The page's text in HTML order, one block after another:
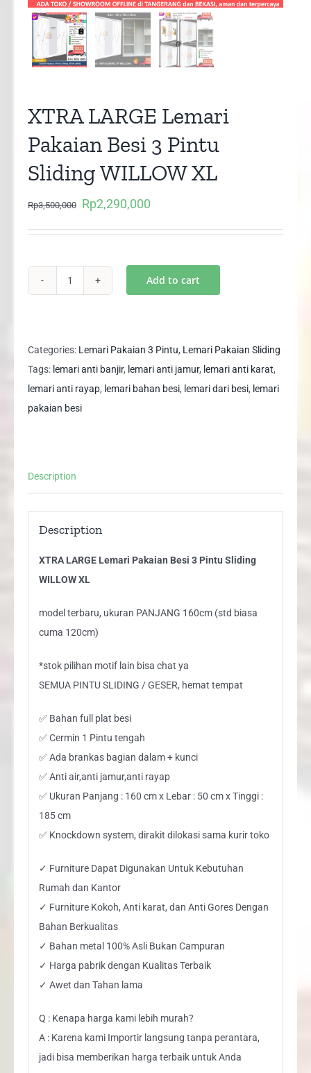
XTRA LARGE Lemari
Pakaian Besi 3 Pintu
Sliding WILLOW XL
Rp3,500,000
Original
Rp2,290,000
Pakaian
Besi
3
Pintu
Add to cart
Categories: Lemari Pakaian 3 Pintu, Lemari Pakaian Sliding
Tags: lemari anti banjir, lemari anti jamur, lemari anti karat,
lemari anti rayap, lemari bahan besi, lemari dari besi, lemari
pakaian besi
Description
Description
XTRA LARGE Lemari Pakaian Besi 3 Pintu Sliding
WILLOW XL
model terbaru, ukuran PANJANG 160cm (std biasa
cuma 120cm)
*stok pilihan motif lain bisa chat ya
SEMUA PINTU SLIDING / GESER, hemat tempat
✅ Bahan full plat besi
✅ Cermin 1 Pintu tengah
✅ Ada brankas bagian dalam + kunci
✅ Anti air,anti jamur,anti rayap
✅ Ukuran Panjang : 160 cm x Lebar : 50 cm x Tinggi :
185 cm
✅ Knockdown system, dirakit dilokasi sama kurir toko
✓ Furniture Dapat Digunakan Untuk Kebutuhan
Rumah dan Kantor
✓ Furniture Kokoh, Anti karat, dan Anti Gores Dengan
Bahan Berkualitas
✓ Bahan metal 100% Asli Bukan Campuran
✓ Harga pabrik dengan Kualitas Terbaik
✓ Awet dan Tahan lama
Q : Kenapa harga kami lebih murah?
A : Karena kami Importir langsung tanpa perantara,
jadi bisa memberikan harga terbaik untuk Anda